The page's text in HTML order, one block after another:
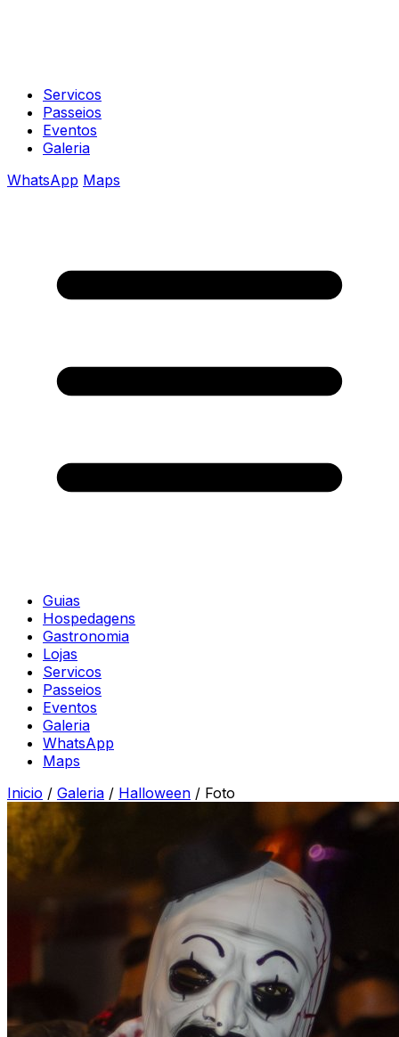
Servicos
Passeios
Eventos
Galeria
WhatsApp Maps
Guias
Hospedagens
Gastronomia
Lojas
Servicos
Passeios
Eventos
Galeria
WhatsApp
Maps
Inicio / Galeria / Halloween / Foto